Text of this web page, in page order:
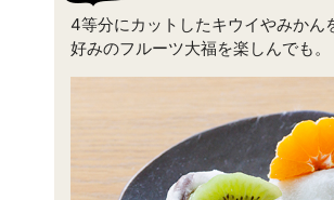
4等分にカットしたキウイやみかん
好みのフルーツ大福を楽しんでも。